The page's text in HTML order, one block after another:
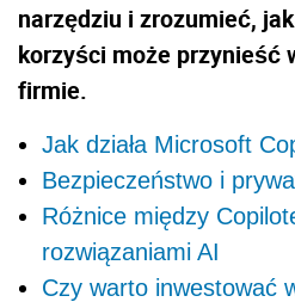
narzędziu i zrozumieć,
korzyści może przynieść
firmie.
Jak działa Microsoft
Bezpieczeństwo i
Różnice między
rozwiązaniami AI
Czy warto inwestować